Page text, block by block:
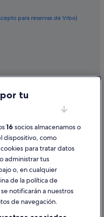
los Atunes
de Mar
de la Frontera
para reservas de Vrbo)
contenido
alquiler vacacional
tu
16 socios almacenamos o
dispositivo, como
para tratar datos
administrar tus
o, en cualquier
de la política de
notificarán a nuestros
de navegación.